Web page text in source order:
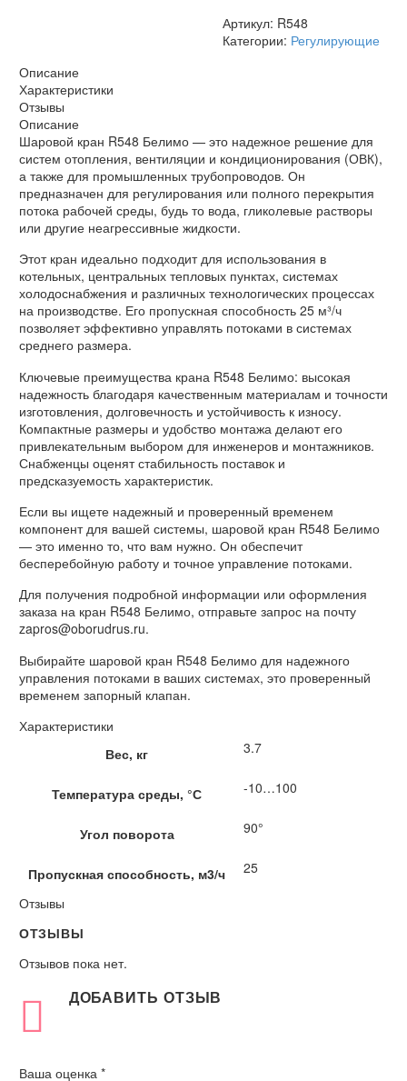
Артикул: R548
Категории: Регулирующие
Описание
Характеристики
Отзывы
Описание
Шаровой кран R548 Белимо — это надежное решение для
систем отопления, вентиляции и кондиционирования (ОВК),
а также для промышленных трубопроводов. Он
предназначен для регулирования или полного перекрытия
потока рабочей среды, будь то вода, гликолевые растворы
или другие неагрессивные жидкости.
Этот кран идеально подходит для использования в
котельных, центральных тепловых пунктах, системах
холодоснабжения и различных технологических процессах
на производстве. Его пропускная способность 25 м³/ч
позволяет эффективно управлять потоками в системах
среднего размера.
Ключевые преимущества крана R548 Белимо: высокая
надежность благодаря качественным материалам и точности
изготовления, долговечность и устойчивость к износу.
Компактные размеры и удобство монтажа делают его
привлекательным выбором для инженеров и монтажников.
Снабженцы оценят стабильность поставок и
предсказуемость характеристик.
Если вы ищете надежный и проверенный временем
компонент для вашей системы, шаровой кран R548 Белимо
— это именно то, что вам нужно. Он обеспечит
бесперебойную работу и точное управление потоками.
Для получения подробной информации или оформления
заказа на кран R548 Белимо, отправьте запрос на почту
zapros@oborudrus.ru.
Выбирайте шаровой кран R548 Белимо для надежного
управления потоками в ваших системах, это проверенный
временем запорный клапан.
Характеристики
Вес, кг
3.7
Температура среды, °С -10…100
Угол поворота 90°
Пропускная способность, м3/ч
25
Отзывы
ОТЗЫВЫ
Отзывов пока нет.
ДОБАВИТЬ ОТЗЫВ
Ваша оценка *